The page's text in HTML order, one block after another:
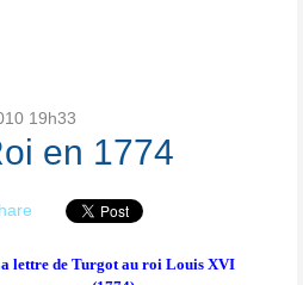
19h33
en 1774
lettre de Turgot au roi Louis XVI